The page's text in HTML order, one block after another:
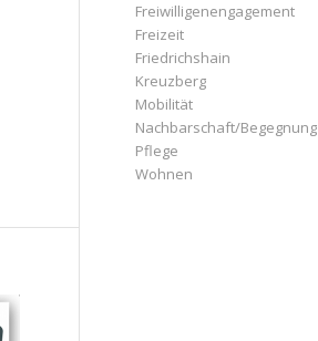
Freiwilligenengagement
Freizeit
Friedrichshain
Kreuzberg
Mobilität
Nachbarschaft/Begegnung
Pflege
Wohnen